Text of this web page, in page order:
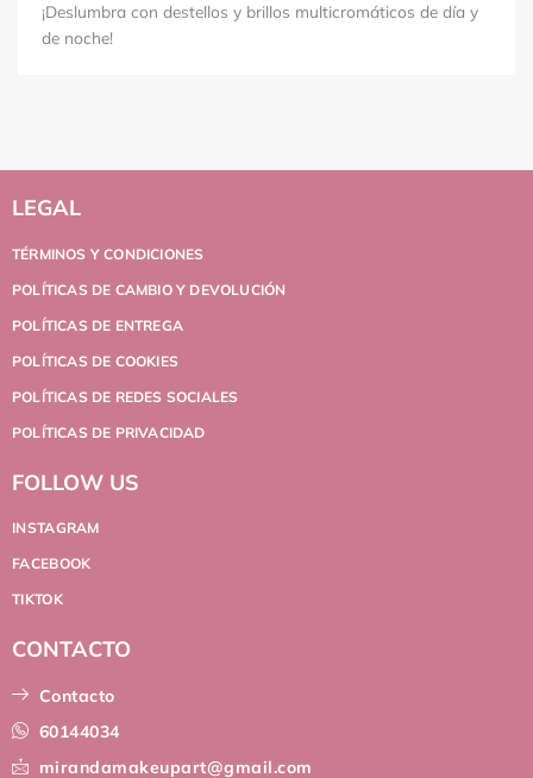
¡Deslumbra con destellos y brillos multicromáticos de día y
de noche!
LEGAL
TÉRMINOS Y CONDICIONES
POLÍTICAS DE CAMBIO Y DEVOLUCIÓN
POLÍTICAS DE ENTREGA
POLÍTICAS DE COOKIES
POLÍTICAS DE REDES SOCIALES
POLÍTICAS DE PRIVACIDAD
FOLLOW US
INSTAGRAM
FACEBOOK
TIKTOK
CONTACTO
Contacto
60144034
mirandamakeupart@gmail.com